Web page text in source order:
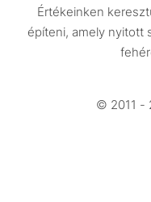
Értékeinken
építeni, amely nyitott
© 2011 -